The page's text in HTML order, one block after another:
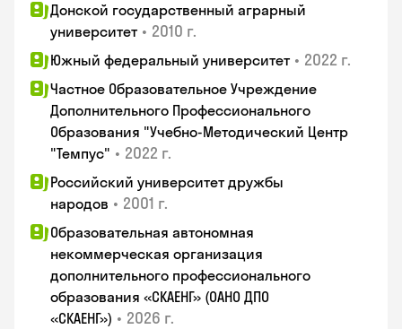
Донской государственный аграрный
университет • 2010 г.
Южный федеральный университет • 2022 г.
Частное Образовательное Учреждение
Дополнительного Профессионального
Образования "Учебно-Методический Центр
"Темпус" • 2022 г.
Российский университет дружбы
народов • 2001 г.
Образовательная автономная
некоммерческая организация
дополнительного профессионального
образования «СКАЕНГ» (ОАНО ДПО
«СКАЕНГ») • 2026 г.